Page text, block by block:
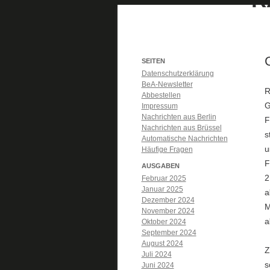
SEITEN
Datenschutzerklärung
BeA-Newsletter
Abbestellen
Impressum
Nachrichten aus Berlin
Nachrichten aus Brüssel
Automatische Nachrichten
Häufige Fragen
AUSGABEN
Februar 2025
Januar 2025
Dezember 2024
November 2024
Oktober 2024
September 2024
August 2024
Juli 2024
Juni 2024